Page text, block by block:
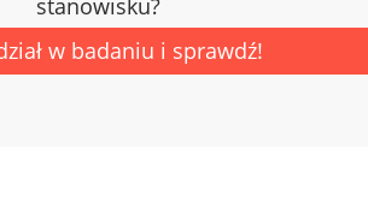
stanowisku?
w badaniu i sprawdź!